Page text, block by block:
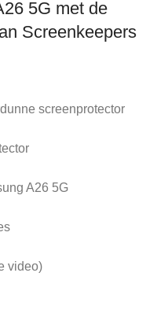
5G met de
Screenkeepers
screenprotector
A26 5G
video)